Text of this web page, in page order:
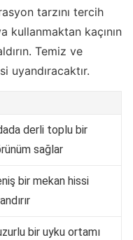
tarzını tercih
kullanmaktan kaçının
Temiz ve
uyandıracaktır.
derli toplu bir
sağlar
bir mekan hissi
bir uyku ortamı